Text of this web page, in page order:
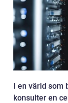
I en värld som
konsulter en